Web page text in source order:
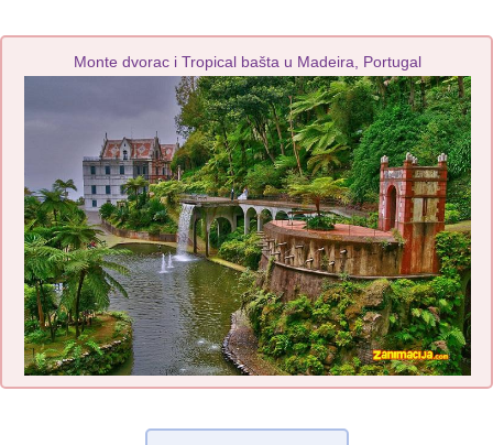
Monte dvorac i Tropical bašta u Madeira, Portugal